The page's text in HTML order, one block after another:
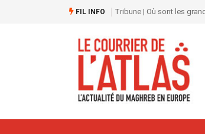
FIL INFO Tribune | Où sont les